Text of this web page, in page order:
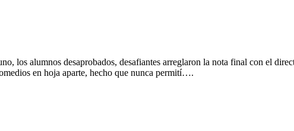
los alumnos desaprobados, desafiantes arreglaron la nota final con el
en hoja aparte, hecho que nunca permití….